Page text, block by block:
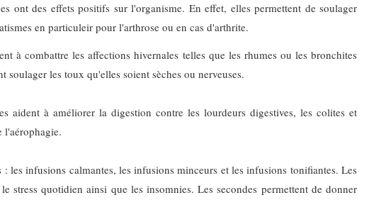
ont des effets positifs sur l'organisme. En effet, elles permettent de soulager
en particuleir pour l'arthrose ou en cas d'arthrite.
à combattre les affections hivernales telles que les rhumes ou les bronchites
soulager les toux qu'elles soient sèches ou nerveuses.
aident à améliorer la digestion contre les lourdeurs digestives, les colites et
l'aérophagie.
les infusions calmantes, les infusions minceurs et les infusions tonifiantes. Les
stress quotidien ainsi que les insomnies. Les secondes permettent de donner